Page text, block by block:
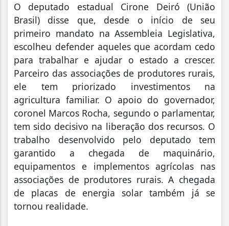
O deputado estadual Cirone Deiró (União
Brasil) disse que, desde o início de seu
primeiro mandato na Assembleia Legislativa,
escolheu defender aqueles que acordam cedo
para trabalhar e ajudar o estado a crescer.
Parceiro das associações de produtores rurais,
ele tem priorizado investimentos na
agricultura familiar. O apoio do governador,
coronel Marcos Rocha, segundo o parlamentar,
tem sido decisivo na liberação dos recursos. O
trabalho desenvolvido pelo deputado tem
garantido a chegada de maquinário,
equipamentos e implementos agrícolas nas
associações de produtores rurais. A chegada
de placas de energia solar também já se
tornou realidade.